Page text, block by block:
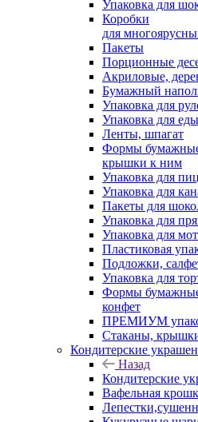
Упаковка для
Коробки
для
Пакеты
Порционные
Акриловые,
Бумажный
Упаковка для
Упаковка для
Ленты, шпагат
Формы
крышки к ним
Упаковка для
Упаковка для
Пакеты для
Упаковка для
Упаковка для
Пластиковая
Подложки,
Упаковка для
Формы
конфет
ПРЕМИУМ
Стаканы,
Кондитерские
Назад
Кондитерские
Вафельная